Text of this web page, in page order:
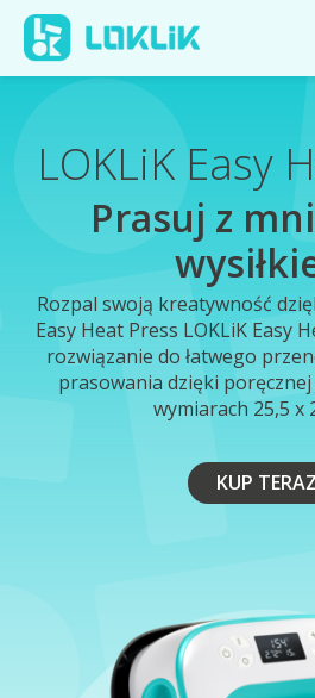
LOKLiK Easy
Prasuj z
Rozpal swoją kreatywność
Easy Heat Press LOKLiK Easy
rozwiązanie do łatwego
prasowania dzięki poręcznej
wymiarach 25,5 x
KUP TERAZ